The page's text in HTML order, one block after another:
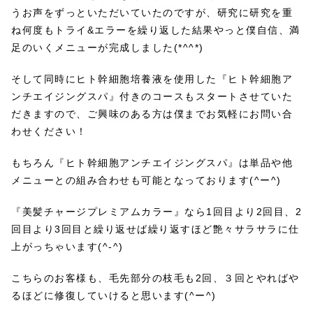
うお声をずっといただいていたのですが、研究に研究を重
ね何度もトライ&エラーを繰り返した結果やっと僕自信、満
足のいくメニューが完成しました(*^^*)
そして同時にヒト幹細胞培養液を使用した『ヒト幹細胞ア
ンチエイジングスパ』付きのコースもスタートさせていた
だきますので、ご興味のある方は僕までお気軽にお問い合
わせください！
もちろん『ヒト幹細胞アンチエイジングスパ』は単品や他
メニューとの組み合わせも可能となっております(^ー^)
『美髪チャージプレミアムカラー』なら1回目より2回目、2
回目より3回目と繰り返せば繰り返すほど艶々サラサラに仕
上がっちゃいます(^-^)
こちらのお客様も、毛先部分の枝毛も2回、３回とやればや
るほどに修復していけると思います(^ー^)